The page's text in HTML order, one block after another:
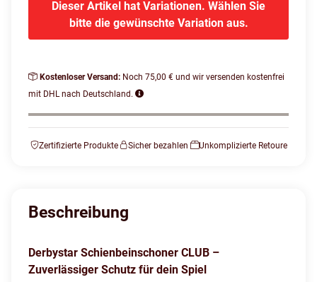
Dieser Artikel hat Variationen. Wählen Sie
bitte die gewünschte Variation aus.
Kostenloser Versand: Noch 75,00 € und wir versenden kostenfrei
mit DHL nach Deutschland.
Zertifizierte Produkte Sicher bezahlen Unkomplizierte Retoure
Beschreibung
Derbystar Schienbeinschoner CLUB –
Zuverlässiger Schutz für dein Spiel